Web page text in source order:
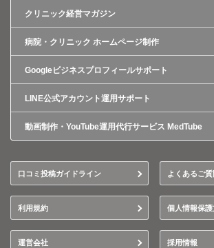
クリニック経営マガジン
病院・クリニック ホームページ制作
Googleビジネスプロフィールサポート
LINE公式アカウント運用サポート
動画制作・YouTube運用代行サービス MedTube
口コミ投稿ガイドライン よくあるご質
利用規約 個人情報保
運営会社 採用情報